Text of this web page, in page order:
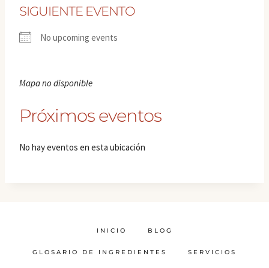
SIGUIENTE EVENTO
No upcoming events
Mapa no disponible
Próximos eventos
No hay eventos en esta ubicación
INICIO BLOG
GLOSARIO DE INGREDIENTES SERVICIOS